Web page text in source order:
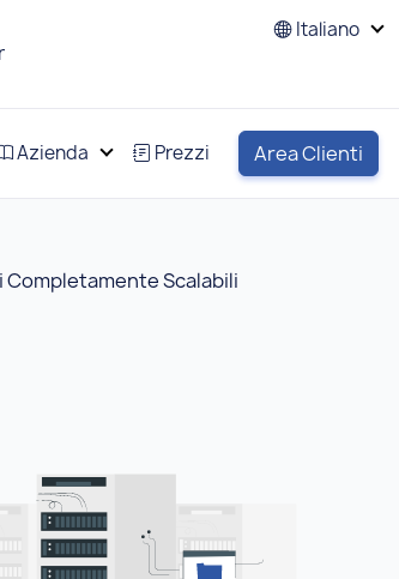
Italiano
Azienda Prezzi Area Clienti
Completamente Scalabili